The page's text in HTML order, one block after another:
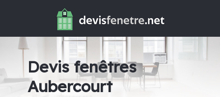
Devis fenêtres
Aubercourt